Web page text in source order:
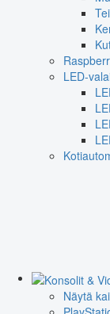
LED-
Näytä